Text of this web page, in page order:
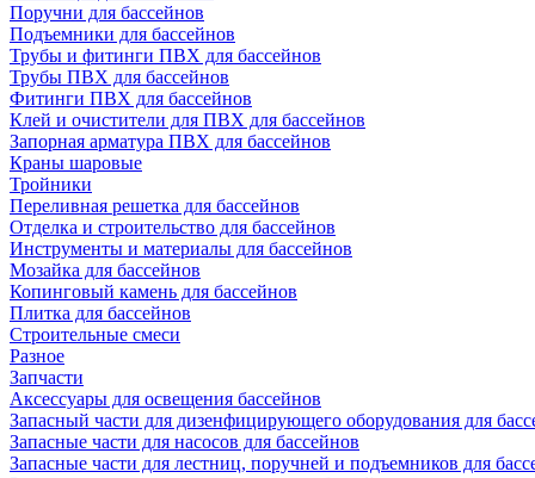
Поручни для бассейнов
Подъемники для бассейнов
Трубы и фитинги ПВХ для бассейнов
Трубы ПВХ для бассейнов
Фитинги ПВХ для бассейнов
Клей и очистители для ПВХ для бассейнов
Запорная арматура ПВХ для бассейнов
Краны шаровые
Тройники
Переливная решетка для бассейнов
Отделка и строительство для бассейнов
Инструменты и материалы для бассейнов
Мозайка для бассейнов
Копинговый камень для бассейнов
Плитка для бассейнов
Строительные смеси
Разное
Запчасти
Аксессуары для освещения бассейнов
Запасный части для дизенфицирующего оборудования для
Запасные части для насосов для бассейнов
Запасные части для лестниц, поручней и подъемников для